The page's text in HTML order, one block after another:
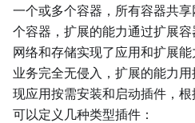
一个或多个容器，所有容器共
个容器，扩展的能力通过扩展
网络和存储实现了应用和扩展
业务完全无侵入，扩展的能力
现应用按需安装和启动插件，
可以定义几种类型插件：